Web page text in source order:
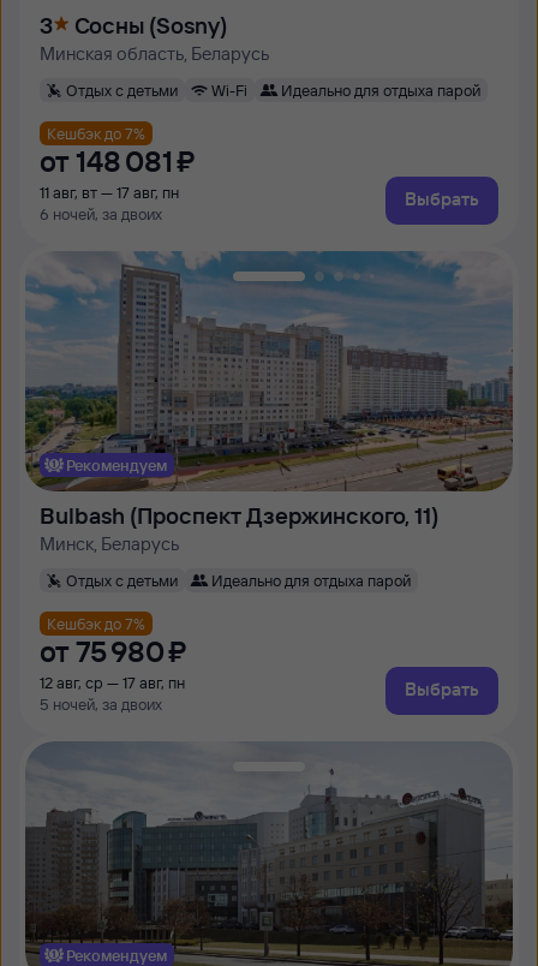
3 Сосны (Sosny)
Минская область, Беларусь
Отдых с детьми Wi-Fi Идеально для отдыха парой
Кешбэк до 7%
от 148 ⁠081 ⁠₽
11 авг, вт — 17 авг, пн
6 ночей, за двоих
Выбрать
Рекомендуем
Bulbash (Проспект Дзержинского, 11)
Минск, Беларусь
Отдых с детьми Идеально для отдыха парой
Кешбэк до 7%
от 75 ⁠980 ⁠₽
12 авг, ср — 17 авг, пн
5 ночей, за двоих
Выбрать
Рекомендуем